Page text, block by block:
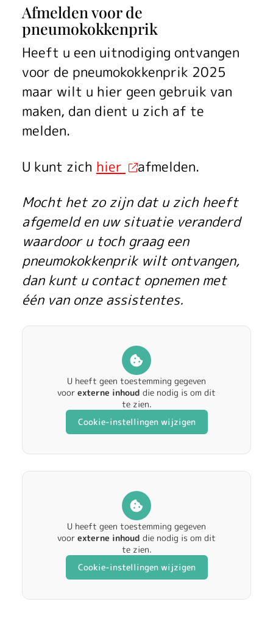
Afmelden voor de
pneumokokkenprik
Heeft u een uitnodiging ontvangen
voor de pneumokokkenprik 2025
maar wilt u hier geen gebruik van
maken, dan dient u zich af te
melden.
U kunt zich hier
afmelden.
Mocht het zo zijn dat u zich heeft
afgemeld en uw situatie veranderd
waardoor u toch graag een
pneumokokkenprik wilt ontvangen,
dan kunt u contact opnemen met
één van onze assistentes.
U heeft geen toestemming gegeven
voor externe inhoud die nodig is om dit
te zien.
Cookie-instellingen wijzigen
U heeft geen toestemming gegeven
voor externe inhoud die nodig is om dit
te zien.
Cookie-instellingen wijzigen